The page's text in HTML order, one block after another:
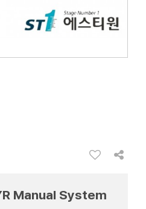
Manual System